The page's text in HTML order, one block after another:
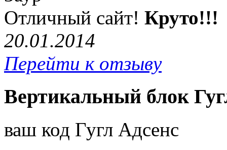
Отличный сайт! Круто!!!
20.01.2014
Перейти к отзыву
Вертикальный блок
ваш код Гугл Адсенс